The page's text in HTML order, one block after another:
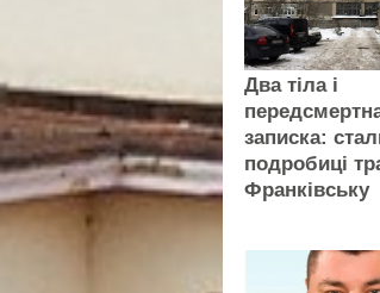
Два тіла і
записка:
подробиці
Франківську